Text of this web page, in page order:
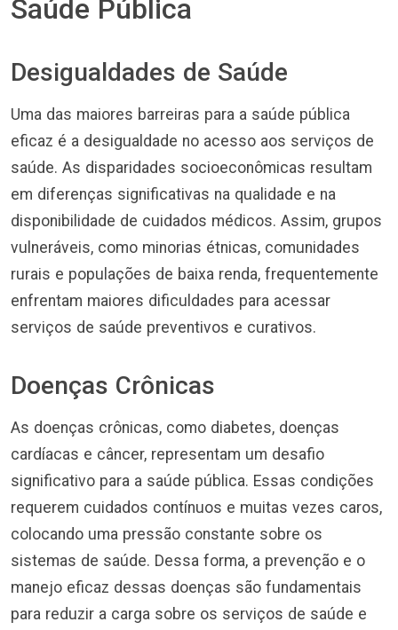
Saúde Pública
Desigualdades de Saúde
Uma das maiores barreiras para a saúde pública
eficaz é a desigualdade no acesso aos serviços de
saúde. As disparidades socioeconômicas resultam
em diferenças significativas na qualidade e na
disponibilidade de cuidados médicos. Assim, grupos
vulneráveis, como minorias étnicas, comunidades
rurais e populações de baixa renda, frequentemente
enfrentam maiores dificuldades para acessar
serviços de saúde preventivos e curativos.
Doenças Crônicas
As doenças crônicas, como diabetes, doenças
cardíacas e câncer, representam um desafio
significativo para a saúde pública. Essas condições
requerem cuidados contínuos e muitas vezes caros,
colocando uma pressão constante sobre os
sistemas de saúde. Dessa forma, a prevenção e o
manejo eficaz dessas doenças são fundamentais
para reduzir a carga sobre os serviços de saúde e